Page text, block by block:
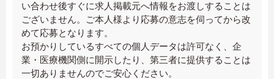
い合わせ後すぐに求人掲載元へ情報をお渡しすることは
ございません。ご本人様より応募の意志を伺ってから改
めて応募となります。
お預かりしているすべての個人データは許可なく、企
業・医療機関側に開示したり、第三者に提供することは
一切ありませんのでご安心ください。